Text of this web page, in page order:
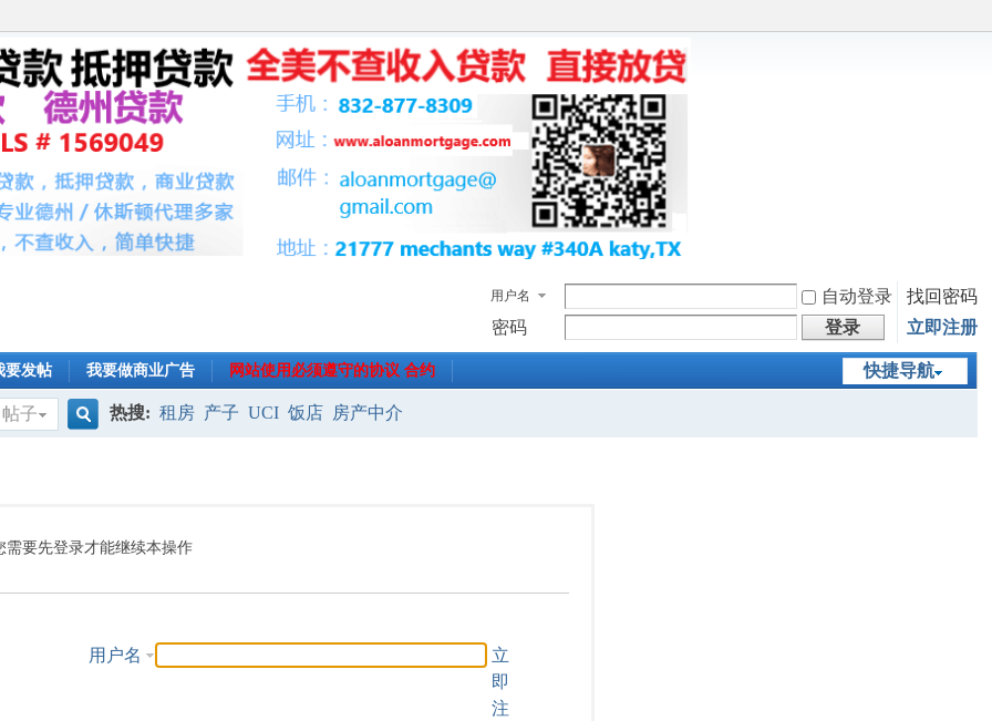
用户名 自动登录
找回密码
密码
登录 立即注册
快捷导航
要发帖 我要做商业广告 网站使用必须遵守的协议 合约
帖子
索
热搜: 租房 产子 UCI 饭店 房产中介
需要先登录才能继续本操作
用户名
立
即
注